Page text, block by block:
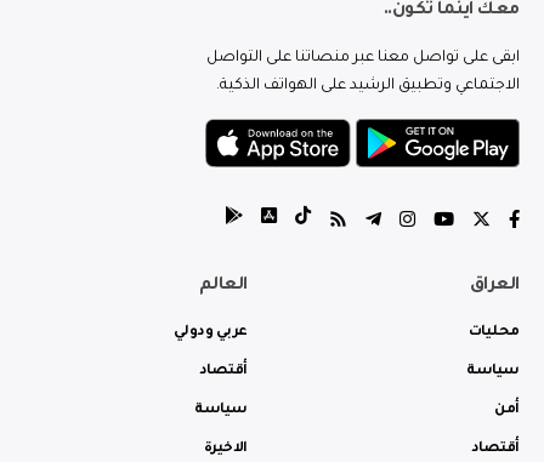
معك اينما تكون..
ابقى على تواصل معنا عبر منصاتنا على التواصل
الاجتماعي وتطبيق الرشيد على الهواتف الذكية.
العراق
محليات
سياسة
أمن
أقتصاد
العالم
عربي ودولي
أقتصاد
سياسة
الاخيرة